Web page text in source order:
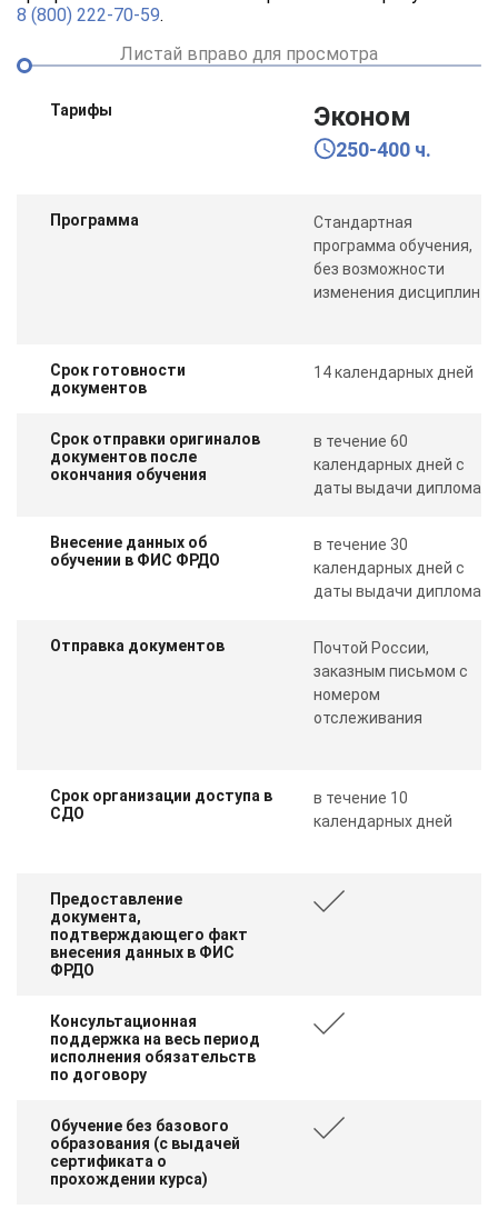
8 (800) 222-70-59.
Листай вправо для просмотра
Тарифы Эконом
250-400 ч.
Программа
Стандартная
программа обучения,
без возможности
изменения дисциплин
Срок готовности
документов
14 календарных дней
Срок отправки оригиналов
документов после
окончания обучения
в течение 60
календарных дней с
даты выдачи диплома
Внесение данных об
обучении в ФИС ФРДО
в течение 30
календарных дней с
даты выдачи диплома
Отправка документов
Почтой России,
заказным письмом с
номером
отслеживания
Срок организации доступа в
СДО
в течение 10
календарных дней
Предоставление
документа,
подтверждающего факт
внесения данных в ФИС
ФРДО
Консультационная
поддержка на весь период
исполнения обязательств
по договору
Обучение без базового
образования (с выдачей
сертификата о
прохождении курса)